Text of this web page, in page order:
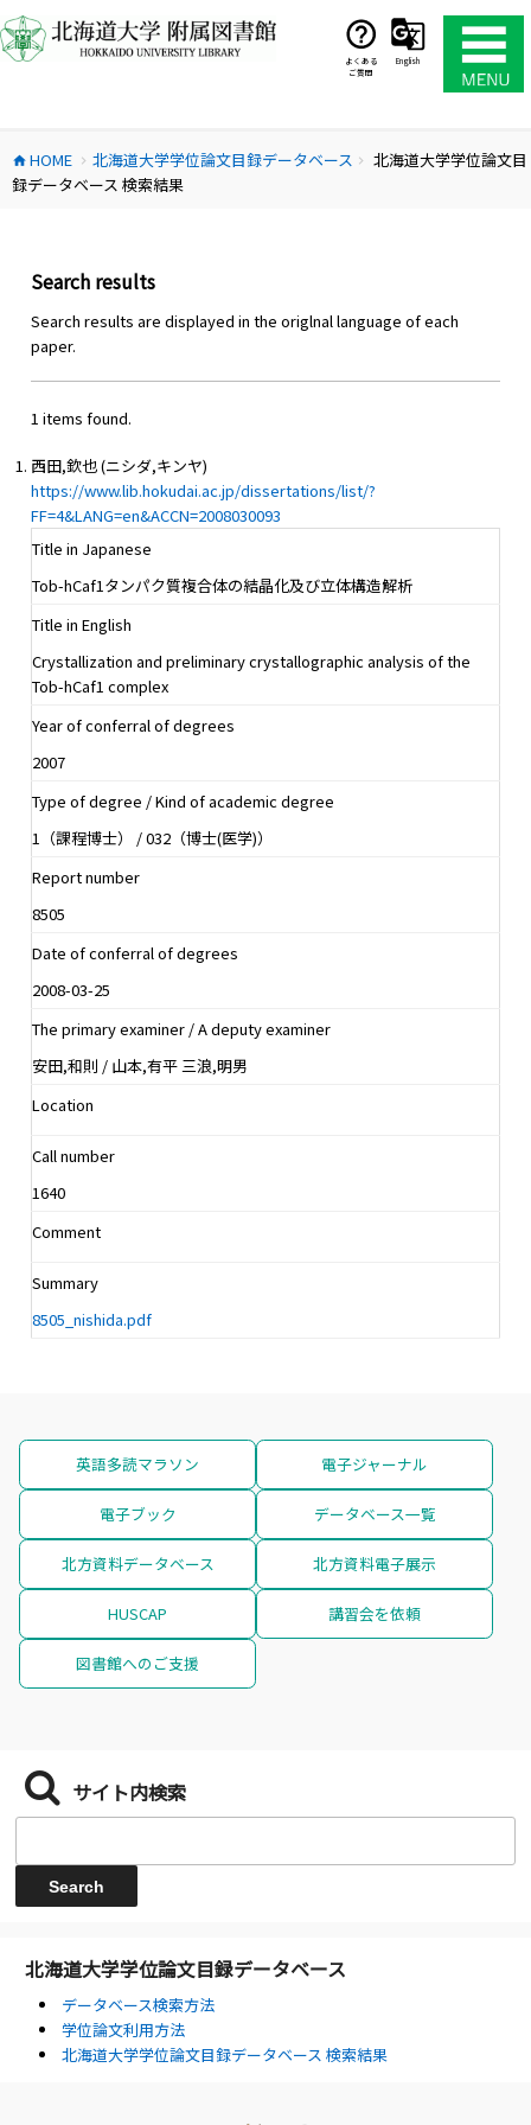
ン
テ
ス
キ
よくある
ご質問
English
home HOME chevron_right 北海道大学学位論文目録データベース chevron_right
北海道大学学位論文目
録データベース 検索結果
Search results
Search results are displayed in the origlnal language of each
paper.
1 items found.
西田,欽也 (ニシダ,キンヤ)
https://www.lib.hokudai.ac.jp/dissertations/list/?
FF=4&LANG=en&ACCN=2008030093
Title in Japanese
Tob-hCaf1タンパク質複合体の結晶化及び立体構造解析
Title in English
Crystallization and preliminary crystallographic analysis of the
Tob-hCaf1 complex
Year of conferral of degrees
2007
Type of degree / Kind of academic degree
1（課程博士） / 032（博士(医学)）
Report number
8505
Date of conferral of degrees
2008-03-25
The primary examiner / A deputy examiner
安田,和則 / 山本,有平 三浪,明男
Location
Call number
1640
Comment
Summary
8505_nishida.pdf
英語多読マラソン 電子ジャーナル
電子ブック データベース一覧
北方資料データベース 北方資料電子展示
HUSCAP 講習会を依頼
図書館へのご支援
サイト内検索
北海道大学学位論文目録データベース
データベース検索方法
学位論文利用方法
北海道大学学位論文目録データベース 検索結果